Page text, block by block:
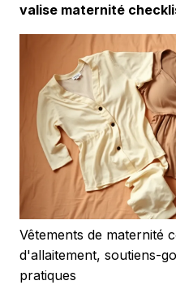
valise maternité
Vêtements de maternité
d'allaitement, soutiens-
pratiques